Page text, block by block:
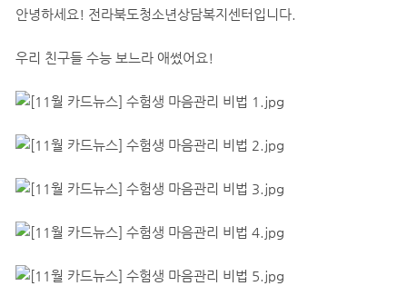
안녕하세요! 전라북도청소년상담복지센터입니다.
우리 친구들 수능 보느라 애썼어요!